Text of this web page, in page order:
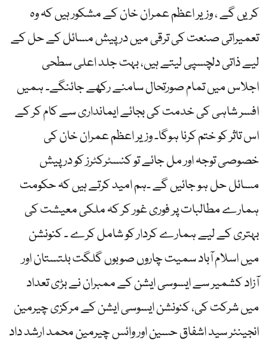
کریں گے ، وزیر اعظم عمران خان کے مشکور ہیں کہ وہ
تعمیراتی صنعت کی ترقی میں درپیش مسائل کے حل کے
لیے ذاتی دلچسپی لیتے ہیں، بہت جلد اعلی سطحی
اجلاس میں تمام صورتحال سامنے رکھے جائنگے۔ ہمیں
افسر شاہی کی خدمت کی بجائے ایمانداری سے کام کر کے
اس تاثر کو ختم کرنا ہوگا۔ وزیر اعظم عمران خان کی
خصوصی توجہ اور مل جائے تو کنسٹرکٹرز کو درپیش
مسائل حل ہو جائیں گے ۔ہم امید کرتے ہیں کہ حکومت
ہمارے مطالبات پر فوری غور کر کہ ملکی معیشت کی
بہتری کے لیے ہمارے کردار کو شامل کرے ۔ کنونشن
میں اسلام آباد سمیت چاروں صوبوں گلگت بلتستان اور
آزاد کشمیر سے ایسوسی ایشن کے ممبران نے بڑی تعداد
میں شرکت کی، کنونشن ایسوسی ایشن کے مرکزی چیرمین
انجینئر سید اشفاق حسین اور وائس چیرمین محمد ارشد داد